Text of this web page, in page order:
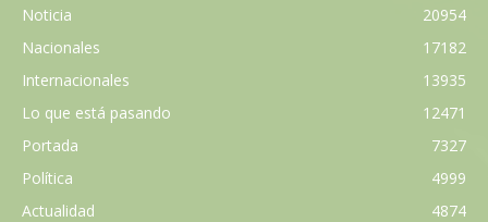
Noticia
20954
Nacionales
17182
Internacionales
13935
Lo que está pasando
12471
Portada
7327
Política
4999
Actualidad
4874